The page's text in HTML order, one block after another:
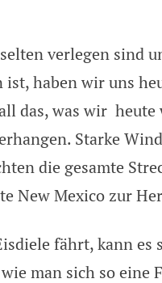
verlegen sind
haben wir uns
das, was wir
Starke
die gesamte
New Mexico zur
fährt, kann es
man sich so eine